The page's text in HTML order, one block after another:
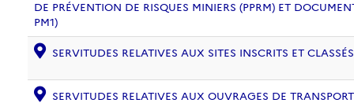
DE PRÉVENTION DE RISQUES MINIERS (PPRM) ET
PM1)
SERVITUDES RELATIVES AUX SITES INSCRITS ET
SERVITUDES RELATIVES AUX OUVRAGES DE